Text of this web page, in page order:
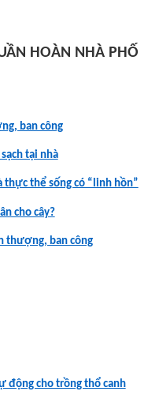
HOÀN NHÀ PHỐ
ban công
tại nhà
thực thể sống có “linh hồn”
cho cây?
thượng, ban công
động cho trồng thổ canh